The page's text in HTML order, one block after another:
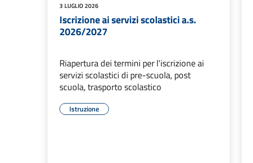
3 LUGLIO 2026
Iscrizione ai servizi scolastici a.s.
2026/2027
Riapertura dei termini per l'iscrizione ai
servizi scolastici di pre-scuola, post
scuola, trasporto scolastico
Istruzione